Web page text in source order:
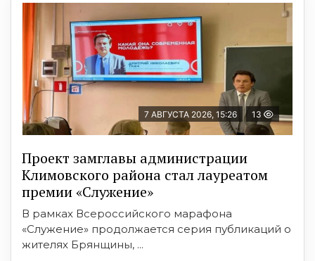
7 АВГУСТА 2026, 15:26 13
Проект замглавы администрации
Климовского района стал лауреатом
премии «Служение»
В рамках Всероссийского марафона
«Служение» продолжается серия публикаций о
жителях Брянщины, ...